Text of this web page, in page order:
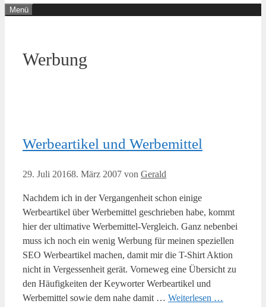
Menü
Werbung
Werbeartikel und Werbemittel
29. Juli 20168. März 2007 von Gerald
Nachdem ich in der Vergangenheit schon einige
Werbeartikel über Werbemittel geschrieben habe, kommt
hier der ultimative Werbemittel-Vergleich. Ganz nebenbei
muss ich noch ein wenig Werbung für meinen speziellen
SEO Werbeartikel machen, damit mir die T-Shirt Aktion
nicht in Vergessenheit gerät. Vorneweg eine Übersicht zu
den Häufigkeiten der Keyworter Werbeartikel und
Werbemittel sowie dem nahe damit … Weiterlesen …